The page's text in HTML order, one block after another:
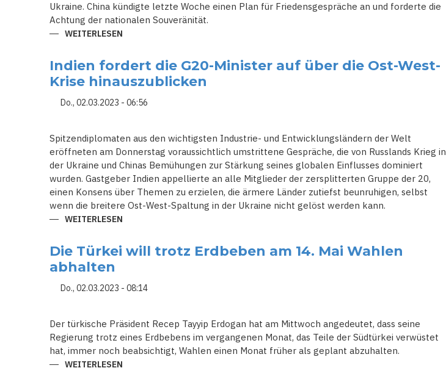
Ukraine. China kündigte letzte Woche einen Plan für Friedensgespräche an und forderte die
Achtung der nationalen Souveränität.
WEITERLESEN
BELARUS
BEKUNDEN
"EXTREMES
INTERESSE"
FRIEDEN
Indien fordert die G20-Minister auf über die Ost-West-
Krise hinauszublicken
Do., 02.03.2023 - 06:56
Spitzendiplomaten aus den wichtigsten Industrie- und Entwicklungsländern der Welt
eröffneten am Donnerstag voraussichtlich umstrittene Gespräche, die von Russlands Krieg in
der Ukraine und Chinas Bemühungen zur Stärkung seines globalen Einflusses dominiert
wurden. Gastgeber Indien appellierte an alle Mitglieder der zersplitterten Gruppe der 20,
einen Konsens über Themen zu erzielen, die ärmere Länder zutiefst beunruhigen, selbst
wenn die breitere Ost-West-Spaltung in der Ukraine nicht gelöst werden kann.
WEITERLESEN
G20-
DIE
HINAUSZUBLICKEN
Die Türkei will trotz Erdbeben am 14. Mai Wahlen
abhalten
Do., 02.03.2023 - 08:14
Der türkische Präsident Recep Tayyip Erdogan hat am Mittwoch angedeutet, dass seine
Regierung trotz eines Erdbebens im vergangenen Monat, das Teile der Südtürkei verwüstet
hat, immer noch beabsichtigt, Wahlen einen Monat früher als geplant abzuhalten.
WEITERLESEN